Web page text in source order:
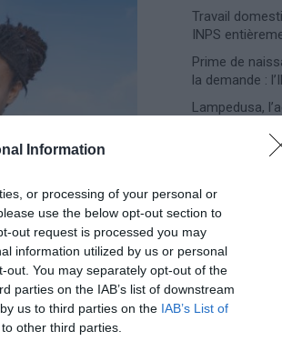
Information
or processing of your personal or
use the below opt-out section to
out request is processed you may
information utilized by us or personal
You may separately opt-out of the
parties on the IAB’s list of downstream
us to third parties on the IAB’s List of
other third parties.
Travail
INPS
Prime de
la demande :
Lampedusa,
Photoshoot